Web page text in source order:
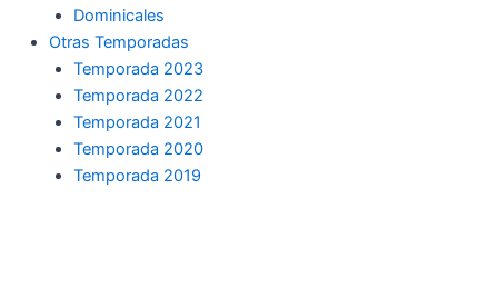
Dominicales
Otras Temporadas
Temporada 2023
Temporada 2022
Temporada 2021
Temporada 2020
Temporada 2019